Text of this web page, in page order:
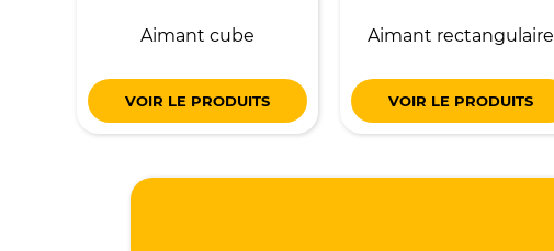
Aimant cube
VOIR LE PRODUITS
Aimant rectangulaire
VOIR LE PRODUITS